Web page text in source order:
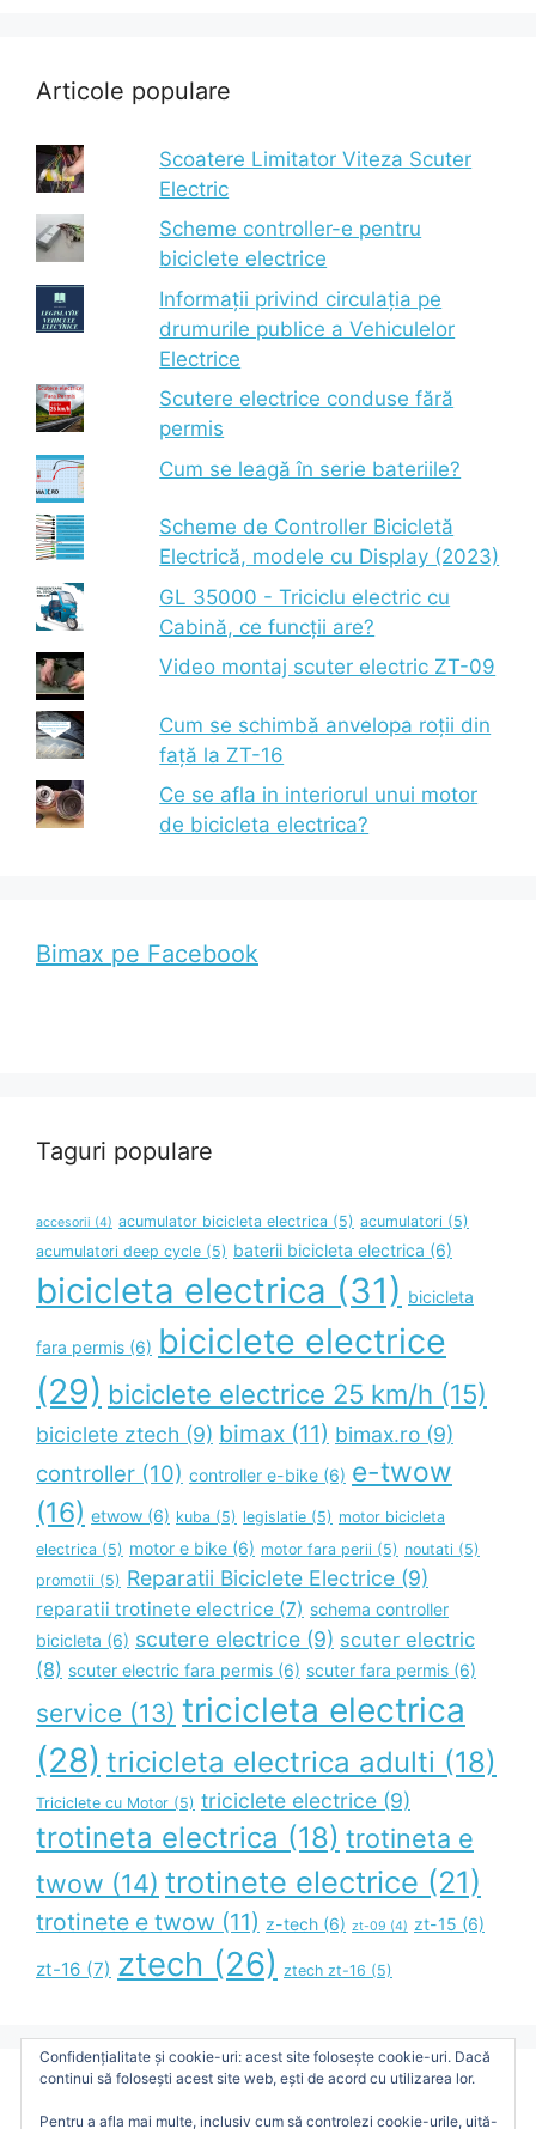
Articole populare
Scoatere Limitator Viteza Scuter
Electric
Scheme controller-e pentru
biciclete electrice
Informații privind circulația pe
drumurile publice a Vehiculelor
Electrice
Scutere electrice conduse fără
permis
Cum se leagă în serie bateriile?
Scheme de Controller Bicicletă
Electrică, modele cu Display (2023)
GL 35000 - Triciclu electric cu
Cabină, ce funcții are?
Video montaj scuter electric ZT-09
Cum se schimbă anvelopa roții din
față la ZT-16
Ce se afla in interiorul unui motor
de bicicleta electrica?
Bimax pe Facebook
Taguri populare
accesorii (4) acumulator bicicleta electrica (5) acumulatori (5)
acumulatori deep cycle (5) baterii bicicleta electrica (6)
bicicleta electrica (31) bicicleta
fara permis (6) biciclete electrice
(29) biciclete electrice 25 km/h (15)
biciclete ztech (9) bimax (11) bimax.ro (9)
controller (10) controller e-bike (6) e-twow
(16) etwow (6) kuba (5) legislatie (5) motor bicicleta
electrica (5) motor e bike (6) motor fara perii (5) noutati (5)
promotii (5) Reparatii Biciclete Electrice (9)
reparatii trotinete electrice (7) schema controller
bicicleta (6) scutere electrice (9) scuter electric
(8) scuter electric fara permis (6) scuter fara permis (6)
service (13) tricicleta electrica
(28) tricicleta electrica adulti (18)
Triciclete cu Motor (5) triciclete electrice (9)
trotineta electrica (18) trotineta e
twow (14) trotinete electrice (21)
trotinete e twow (11) z-tech (6) zt-09 (4) zt-15 (6)
zt-16 (7) ztech (26) ztech zt-16 (5)
Blog Administrat de Bimax Unic Distribution SRL
Confidențialitate și cookie-uri: acest site folosește cookie-uri. Dacă
continui să folosești acest site web, ești de acord cu utilizarea lor.
Pentru a afla mai multe, inclusiv cum să controlezi cookie-urile, uită-